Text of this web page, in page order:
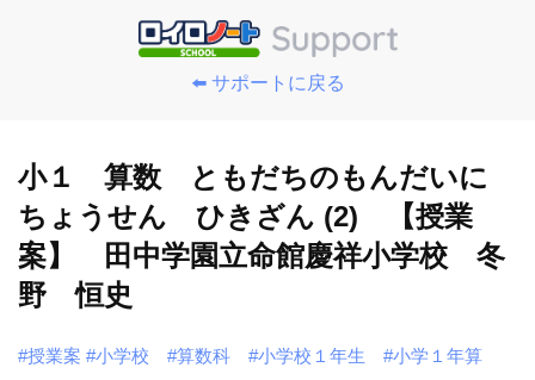
⬅️ サポートに戻る
小１ 算数 ともだちのもんだいに
ちょうせん ひきざん (2) 【授業
案】 田中学園立命館慶祥小学校 冬
野 恒史
#授業案 #小学校 #算数科 #小学校１年生
#小学１年算